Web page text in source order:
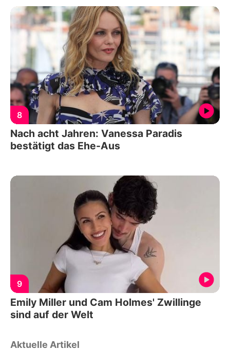
8
Nach acht Jahren: Vanessa Paradis
bestätigt das Ehe-Aus
9
Emily Miller und Cam Holmes' Zwillinge
sind auf der Welt
Aktuelle Artikel